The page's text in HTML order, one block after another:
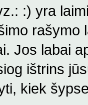
:) yra
rašymo
Jos labai
ištrins
kiek